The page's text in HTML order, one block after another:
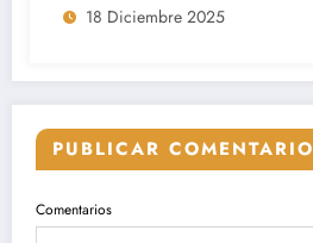
18 Diciembre 2025
PUBLICAR COMENTARIO
Comentarios